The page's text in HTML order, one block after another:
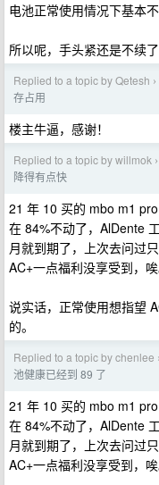
电池正常使用情况下基本不
所以呢，手头紧还是不续
Replied to a topic by Qetesh ›
存占用
楼主牛逼，感谢！
Replied to a topic by willmok ›
降得有点快
21 年 10 买的 mbo m1
在 84%不动了，AlDente
月就到期了，上次去问过
AC+一点福利没享受到，唉
说实话，正常使用想指望
的。
Replied to a topic by chenlee ›
池健康已经到 89 了
21 年 10 买的 mbo m1
在 84%不动了，AlDente
月就到期了，上次去问过
AC+一点福利没享受到，唉